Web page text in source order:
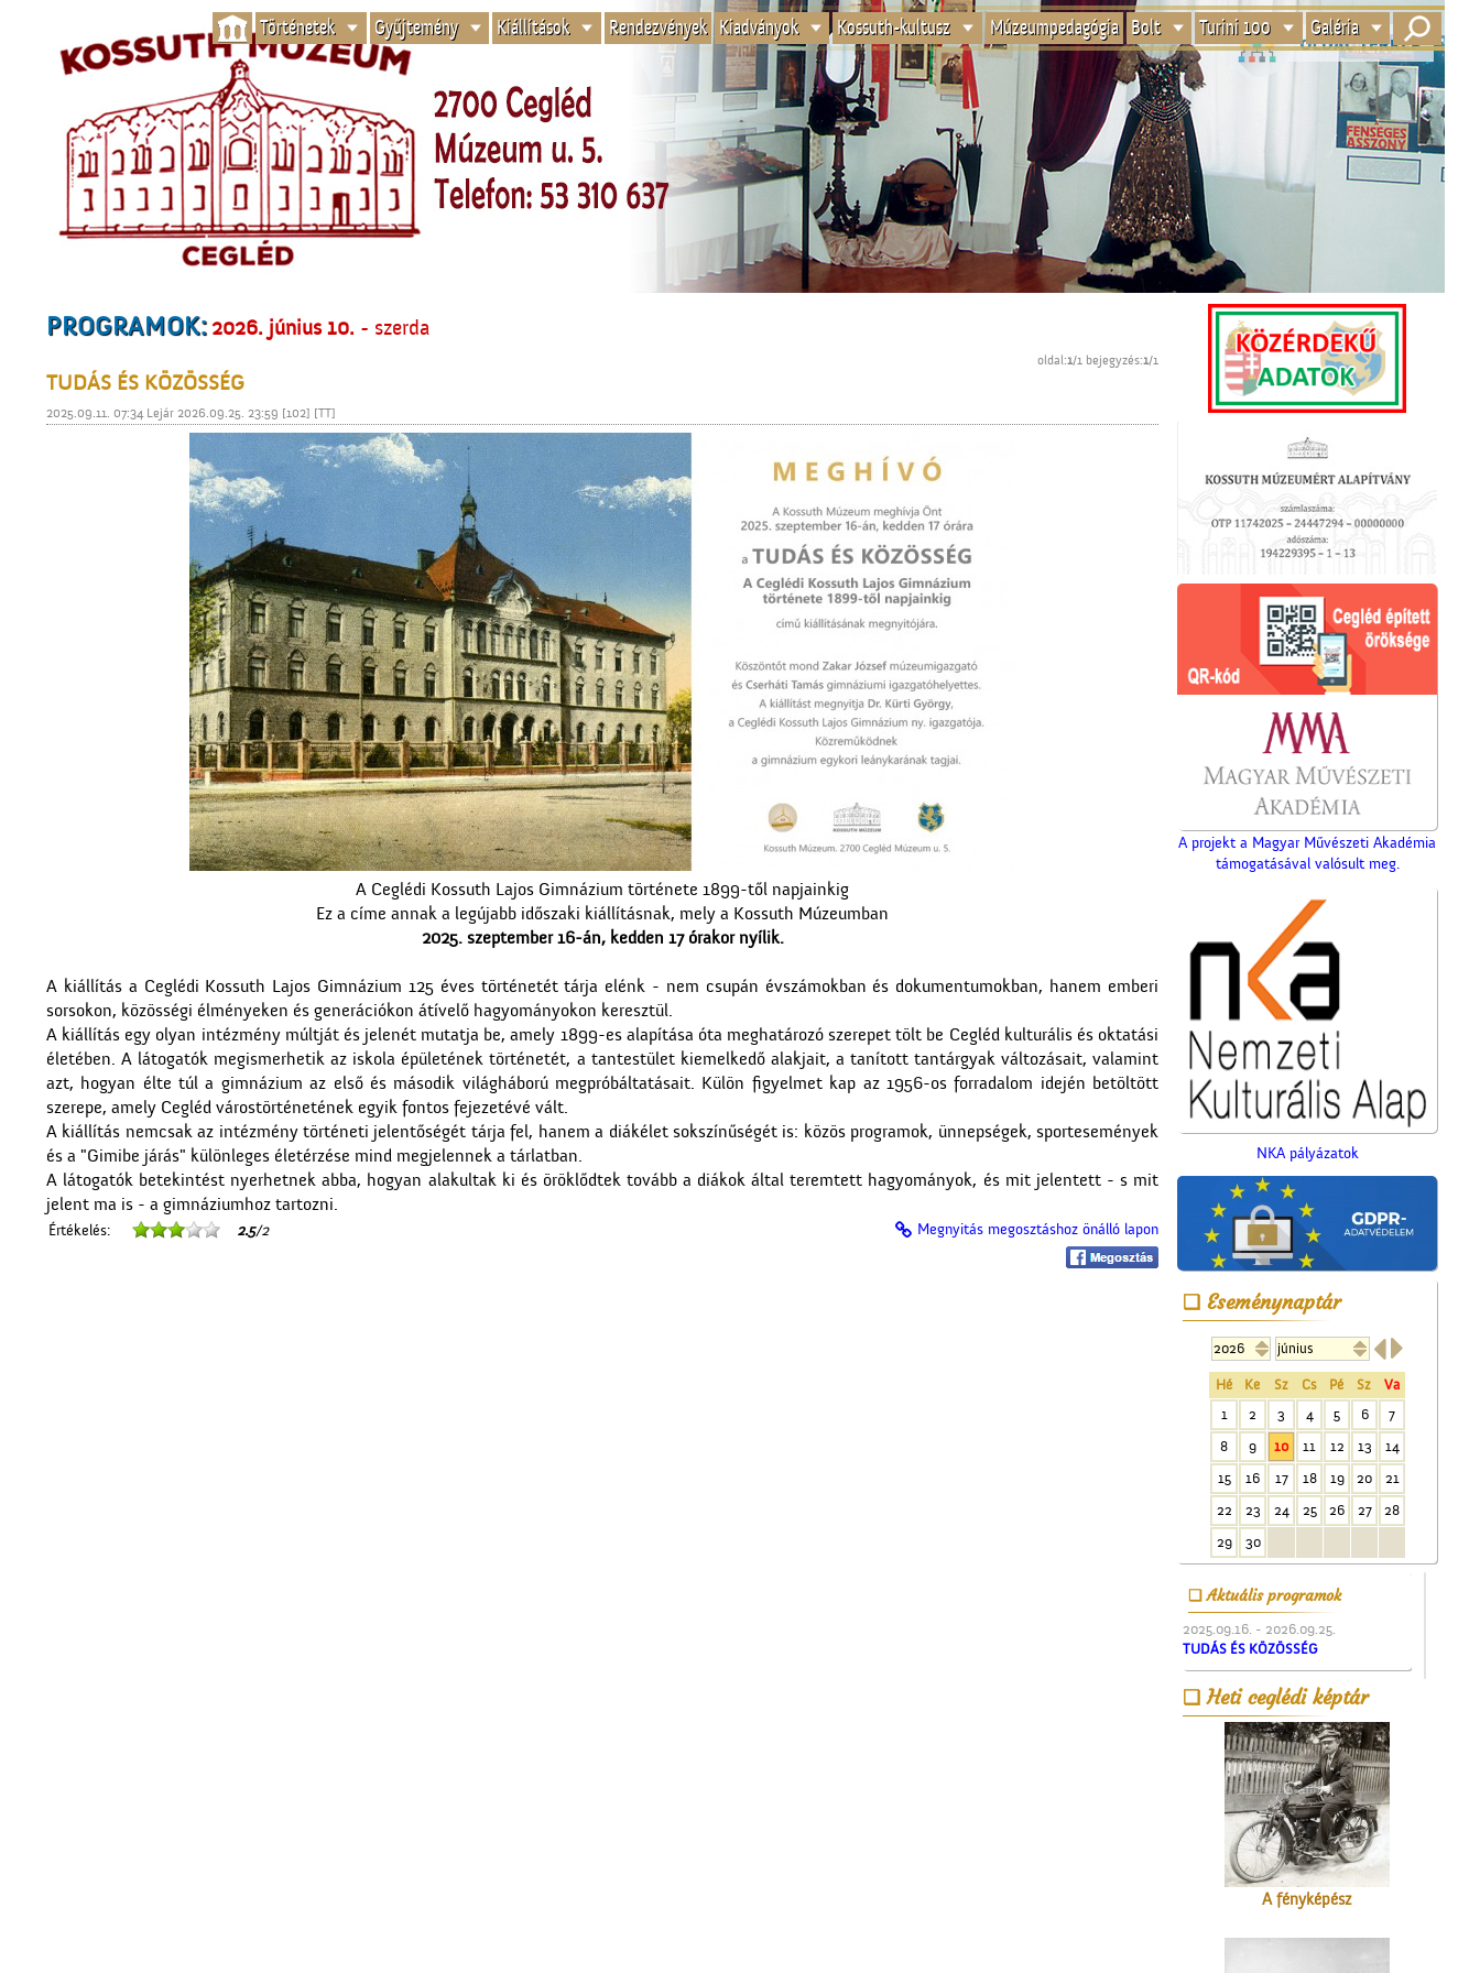
Történetek Gyűjtemény Kiállítások Rendezvények Kiadványok Kossuth-kultusz Múzeumpedagógia Bolt Turini 100 Galéria
PROGRAMOK:2026. június 10. - szerda
oldal:1/1 bejegyzés:1/1
TUDÁS ÉS KÖZÖSSÉG
2025.09.11. 07:34 Lejár 2026.09.25. 23:59 [102] [TT]
A Ceglédi Kossuth Lajos Gimnázium története 1899-től napjainkig
Ez a címe annak a legújabb időszaki kiállításnak, mely a Kossuth Múzeumban
2025. szeptember 16-án, kedden 17 órakor nyílik.
A kiállítás a Ceglédi Kossuth Lajos Gimnázium 125 éves történetét tárja elénk - nem csupán évszámokban és dokumentumokban, hanem emberi
sorsokon, közösségi élményeken és generációkon átívelő hagyományokon keresztül.
A kiállítás egy olyan intézmény múltját és jelenét mutatja be, amely 1899-es alapítása óta meghatározó szerepet tölt be Cegléd kulturális és oktatási
életében. A látogatók megismerhetik az iskola épületének történetét, a tantestület kiemelkedő alakjait, a tanított tantárgyak változásait, valamint
azt, hogyan élte túl a gimnázium az első és második világháború megpróbáltatásait. Külön figyelmet kap az 1956-os forradalom idején betöltött
szerepe, amely Cegléd várostörténetének egyik fontos fejezetévé vált.
A kiállítás nemcsak az intézmény történeti jelentőségét tárja fel, hanem a diákélet sokszínűségét is: közös programok, ünnepségek, sportesemények
és a "Gimibe járás" különleges életérzése mind megjelennek a tárlatban.
A látogatók betekintést nyerhetnek abba, hogyan alakultak ki és öröklődtek tovább a diákok által teremtett hagyományok, és mit jelentett - s mit
jelent ma is - a gimnáziumhoz tartozni.
Értékelés: 2.5/2 Megnyitás megosztáshoz önálló lapon
A projekt a Magyar Művészeti Akadémia
támogatásával valósult meg.
NKA pályázatok
Eseménynaptár

Hé Ke Sz Cs Pé Sz
Va
1
2 3 4 5 6
7
8
9 10 11 12 13
14
15
16 17 18 19 20
21
22
23 24 25 26 27
28
29
30
Aktuális programok
2025.09.16. - 2026.09.25.
TUDÁS ÉS KÖZÖSSÉG
Heti ceglédi képtár
A régi ceglédi evangélikus
iskola
A Czeglédi Népbank Rt.
épülete
Névtábla a dr. Gombos
Lajos utcából
A fényképész